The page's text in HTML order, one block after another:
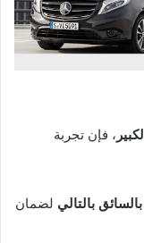
، فإن تجربة
بالسائق بالتالي لضمان